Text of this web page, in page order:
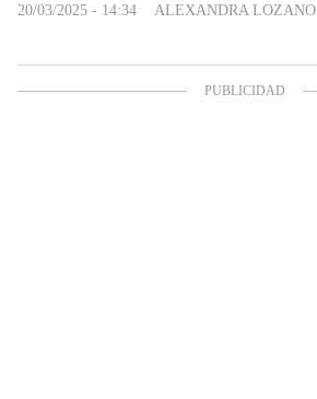
20/03/2025 - 14:34 ALEXANDRA LOZANO